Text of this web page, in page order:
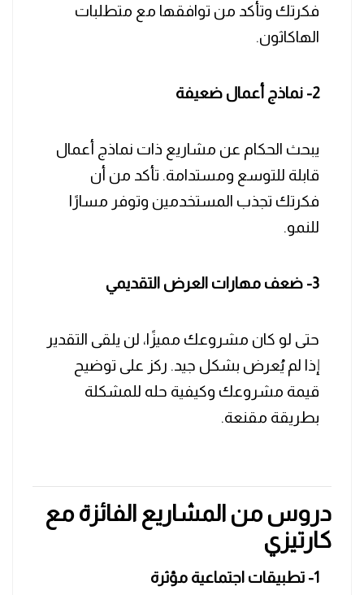
فكرتك وتأكد من توافقها مع متطلبات
الهاكاثون.
2- نماذج أعمال ضعيفة
يبحث الحكام عن مشاريع ذات نماذج أعمال
قابلة للتوسع ومستدامة. تأكد من أن
فكرتك تجذب المستخدمين وتوفر مسارًا
للنمو.
3- ضعف مهارات العرض التقديمي
حتى لو كان مشروعك مميزًا، لن يلقى التقدير
إذا لم يُعرض بشكل جيد. ركز على توضيح
قيمة مشروعك وكيفية حله للمشكلة
بطريقة مقنعة.
دروس من المشاريع الفائزة مع
كارتيزي
1- تطبيقات اجتماعية مؤثرة